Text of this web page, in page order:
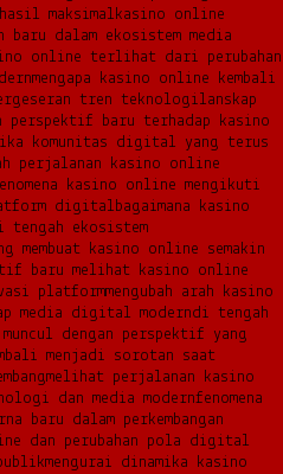
maksimal kasino online
dalam ekosistem media
online terlihat dari perubahan
mengapa kasino online kembali
tren teknologilanskap
baru terhadap kasino
komunitas digital yang terus
perjalanan kasino online
kasino online mengikuti
digital bagaimana kasino
tengah ekosistem
membuat kasino online semakin
baru melihat kasino online
platformmengubah arah kasino
media digital moderndi tengah
dengan perspektif yang
menjadi sorotan saat
melihat perjalanan kasino
dan media modernfenomena
baru dalam perkembangan
dan perubahan pola digital
mengurai dinamika kasino